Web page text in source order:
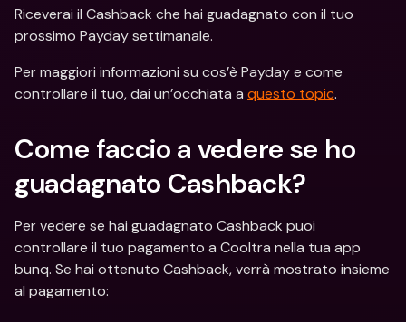
Riceverai il Cashback che hai guadagnato con il tuo
prossimo Payday settimanale.
Per maggiori informazioni su cos’è Payday e come
controllare il tuo, dai un’occhiata a questo topic.
Come faccio a vedere se ho
guadagnato Cashback?
Per vedere se hai guadagnato Cashback puoi
controllare il tuo pagamento a Cooltra nella tua app
bunq. Se hai ottenuto Cashback, verrà mostrato insieme
al pagamento: